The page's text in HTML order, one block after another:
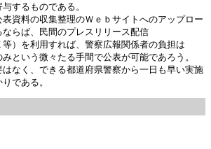
するものである。
資料の収集整理のＷｅｂサイトへのアップロー
ならば、民間のプレスリリース配信
）を利用すれば、警察広報関係者の負担は
という微々たる手間で公表が可能であろう。
なく、できる都道府県警察から一日も早い実施
である。